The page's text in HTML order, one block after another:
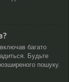
багато
Будьте
пошуку.